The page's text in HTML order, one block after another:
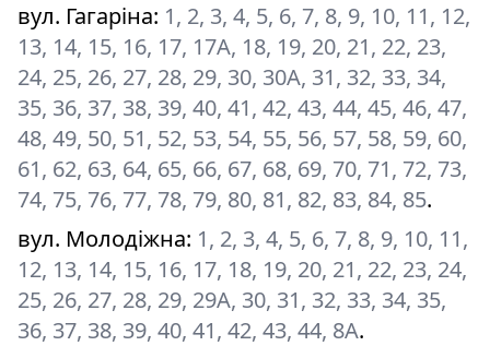
вул. Гагаріна: 1, 2, 3, 4, 5, 6, 7, 8, 9, 10, 11, 12,
13, 14, 15, 16, 17, 17А, 18, 19, 20, 21, 22, 23,
24, 25, 26, 27, 28, 29, 30, 30А, 31, 32, 33, 34,
35, 36, 37, 38, 39, 40, 41, 42, 43, 44, 45, 46, 47,
48, 49, 50, 51, 52, 53, 54, 55, 56, 57, 58, 59, 60,
61, 62, 63, 64, 65, 66, 67, 68, 69, 70, 71, 72, 73,
74, 75, 76, 77, 78, 79, 80, 81, 82, 83, 84, 85.
вул. Молодіжна: 1, 2, 3, 4, 5, 6, 7, 8, 9, 10, 11,
12, 13, 14, 15, 16, 17, 18, 19, 20, 21, 22, 23, 24,
25, 26, 27, 28, 29, 29А, 30, 31, 32, 33, 34, 35,
36, 37, 38, 39, 40, 41, 42, 43, 44, 8А.